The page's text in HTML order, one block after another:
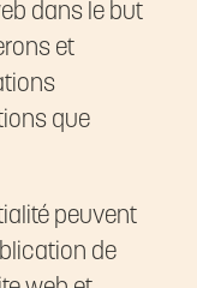
dans le but
et
que
peuvent
de